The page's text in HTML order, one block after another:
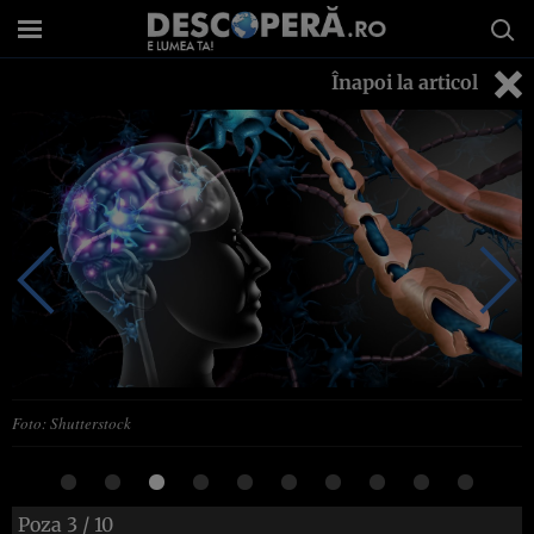
Înapoi la articol
Foto: Shutterstock
Poza 3 / 10